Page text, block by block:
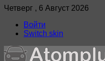
Четверг , 6 Август 2026
Войти
Switch skin